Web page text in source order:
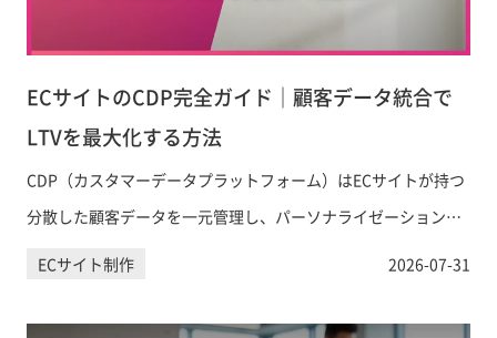
ECサイトのCDP完全ガイド｜顧客データ統合で
LTVを最大化する方法
CDP（カスタマーデータプラットフォーム）はECサイトが持つ
分散した顧客データを一元管理し、パーソナライゼーションや
LTV向上に活用するための基盤です。DMP・CRMとの違いから
るべき情報を網羅的に解説します。
ECサイト制作 2026-07-31